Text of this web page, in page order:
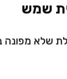
שמש
שלא